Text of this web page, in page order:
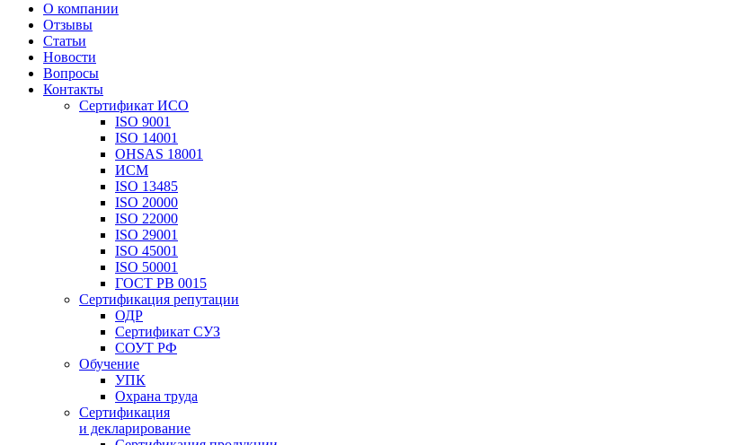
О компании
Отзывы
Статьи
Новости
Вопросы
Контакты
Сертификат ИСО
ISO 9001
ISO 14001
OHSAS 18001
ИСМ
ISO 13485
ISO 20000
ISO 22000
ISO 29001
ISO 45001
ISO 50001
ГОСТ РВ 0015
Сертификация репутации
ОДР
Сертификат СУЗ
СОУТ РФ
Обучение
УПК
Охрана труда
Сертификация
и декларирование